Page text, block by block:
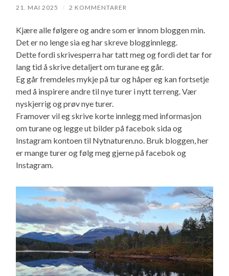
21. MAI 2025 / 2 KOMMENTARER
Kjære alle følgere og andre som er innom bloggen min.
Det er no lenge sia eg har skreve blogginnlegg.
Dette fordi skrivesperra har tatt meg og fordi det tar for
lang tid å skrive detaljert om turane eg går.
Eg går fremdeles mykje på tur og håper eg kan fortsetje
med å inspirere andre til nye turer i nytt terreng. Vær
nyskjerrig og prøv nye turer.
Framover vil eg skrive korte innlegg med informasjon
om turane og legge ut bilder på facebok sida og
Instagram kontoen til Nytnaturen.no. Bruk bloggen, her
er mange turer og følg meg gjerne på facebok og
Instagram.